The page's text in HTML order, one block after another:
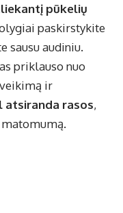
pūkelių
paskirstykite
sausu audiniu.
priklauso nuo
ir
atsiranda rasos,